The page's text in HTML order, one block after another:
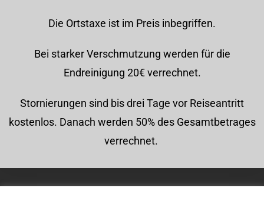
Die Ortstaxe ist im Preis inbegriffen.
Bei starker Verschmutzung werden für die
Endreinigung 20€ verrechnet.
Stornierungen sind bis drei Tage vor Reiseantritt
kostenlos. Danach werden 50% des Gesamtbetrages
verrechnet.